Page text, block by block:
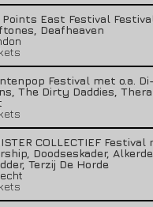
East Festival
Deafheaven
Festival met o.a.
The Dirty Daddies,
COLLECTIEF Festival
Doodseskader,
Terzij De Horde